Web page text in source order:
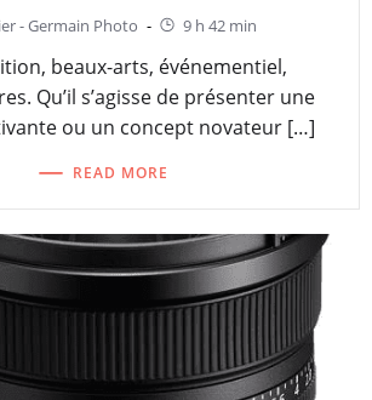
- Germain Photo - 9 h 42 min
beaux-arts, événementiel,
Qu’il s’agisse de présenter une
ou un concept novateur […]
READ MORE